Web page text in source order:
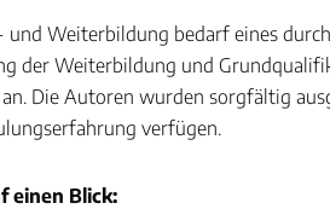
und Weiterbildung bedarf eines
der Weiterbildung und
Die Autoren wurden sorgfältig
verfügen.
einen Blick: